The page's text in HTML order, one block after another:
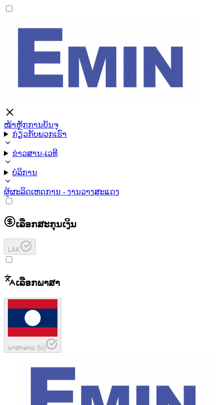
ໜ້າຫຼັກການບັນຈຸ
ກ່ຽວກັບພວກເຮົາ
ຂ່າວສານ-ເວທີ
ບໍລິການ
ຜູ້ຜະລິດເຫດການ - ງານວາງສະແດງ
ເລືອກສະກຸນເງິນ
LAK
ເລືອກພາສາ
ພາສາລາວ (lo)